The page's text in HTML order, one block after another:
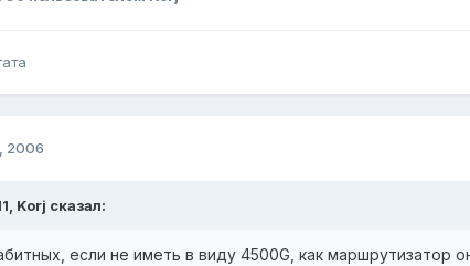
2006
Korj сказал:
если не иметь в виду 4500G, как маршрутизатор